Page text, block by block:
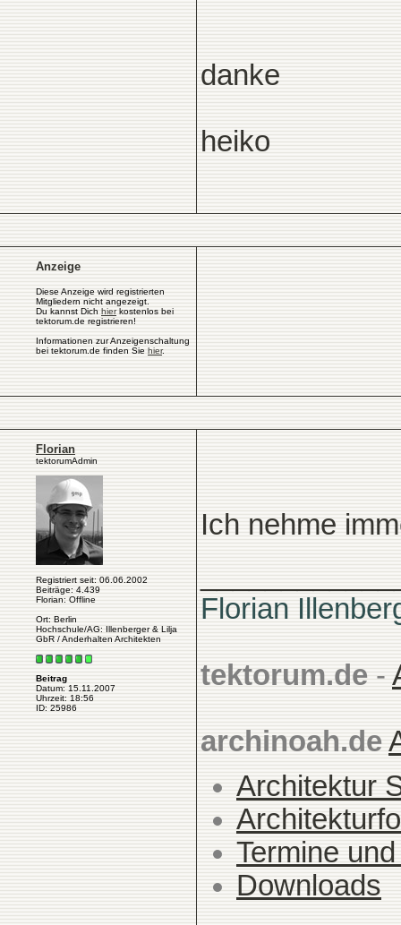
danke
heiko
Anzeige
Diese Anzeige wird registrierten
Mitgliedern nicht angezeigt.
Du kannst Dich hierkostenlos bei
tektorum.de registrieren!
Informationen zur Anzeigenschaltung
bei tektorum.de finden Sie hier.
Florian
tektorumAdmin
Registriert seit: 06.06.2002
Beiträge: 4.439
Florian: Offline
Ort: Berlin
Hochschule/AG: Illenberger & Lilja
GbR / Anderhalten Architekten
Beitrag
Datum: 15.11.2007
Uhrzeit: 18:56
ID: 25986
Ich nehme
Florian
tektorum.de -
archinoah.de
Architektur
Termine
Downloads